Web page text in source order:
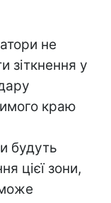
не
зіткнення у
краю
будуть
цієї зони,